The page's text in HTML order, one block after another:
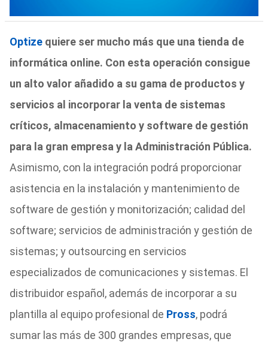
Optize quiere ser mucho más que una tienda de
informática online. Con esta operación consigue
un alto valor añadido a su gama de productos y
servicios al incorporar la venta de sistemas
críticos, almacenamiento y software de gestión
para la gran empresa y la Administración Pública.
Asimismo, con la integración podrá proporcionar
asistencia en la instalación y mantenimiento de
software de gestión y monitorización; calidad del
software; servicios de administración y gestión de
sistemas; y outsourcing en servicios
especializados de comunicaciones y sistemas. El
distribuidor español, además de incorporar a su
plantilla al equipo profesional de Pross, podrá
sumar las más de 300 grandes empresas, que